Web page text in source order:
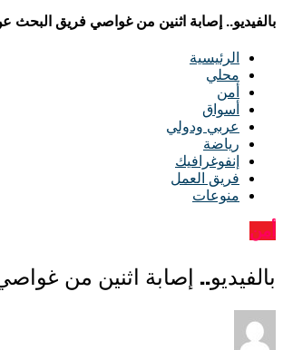
بالفيديو.. إصابة اثنين من غواصي فريق
الرئيسية
محلي
أمن
أسواق
عربي ودولي
رياضة
إنفوغرافيك
فريق العمل
منوعات
أمن
بالفيديو.. إصابة اثنين من